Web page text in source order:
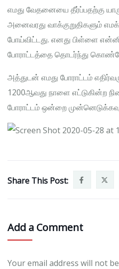
எமது வேதனையை தீர்ப்பதற்கு
அனைவரது வாக்குறுதிகளும்
போய்விட்டது. எனது பிள்ளை
போராட்டத்தை தொடர்ந்து
அத்துடன் எமது போராட்டம்
1200ஆவது நாளை எட்டுகின்ற
போராட்டம் ஒன்றை
Share This Post:
Add a Comment
Your email address will not